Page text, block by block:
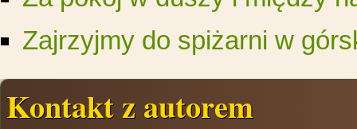
Zajrzyjmy do spiżarni w
Kontakt z autorem